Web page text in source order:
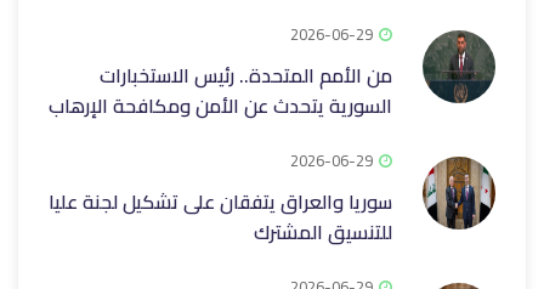
2026-06-29
من الأمم المتحدة.. رئيس الاستخبارات
السورية يتحدث عن الأمن ومكافحة الإرهاب
2026-06-29
سوريا والعراق يتفقان على تشكيل لجنة عليا
للتنسيق المشترك